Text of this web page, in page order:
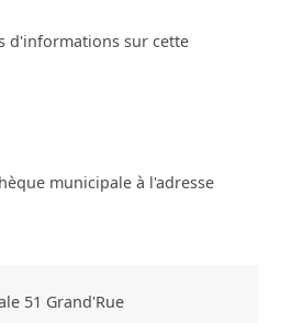
d'informations sur cette
municipale à l'adresse
51 Grand'Rue